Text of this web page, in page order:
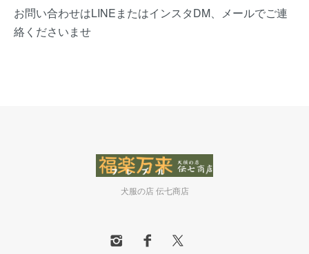
お問い合わせはLINEまたはインスタDM、メールでご連
絡くださいませ
犬服の店 伝七商店